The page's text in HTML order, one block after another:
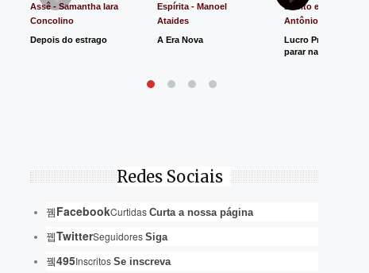
Assê - Samantha Iara
Concolino
Depois do estrago
Espírita - Manoel
Ataides
A Era Nova
Direito e Justiça -
Antônio de Souza
Lucro Presumido
parar na Justiça
Redes Sociais
FacebookCurtidas Curta a nossa página
TwitterSeguidores Siga
495Inscritos Se inscreva